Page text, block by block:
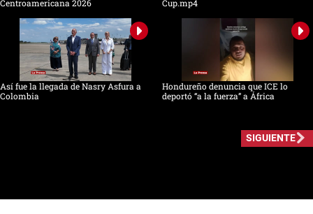
Centroamericana 2026
Cup.mp4
Así fue la llegada de Nasry Asfura a
Colombia
Hondureño denuncia que ICE lo
deportó “a la fuerza” a África
SIGUIENTE